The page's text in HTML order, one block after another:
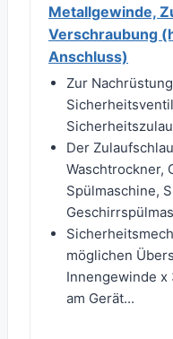
Metallgewinde,
Verschraubung
Anschluss)
Zur
Der
Waschtrockner,
Spülmaschine,
möglichen
Innengewinde
am Gerät...